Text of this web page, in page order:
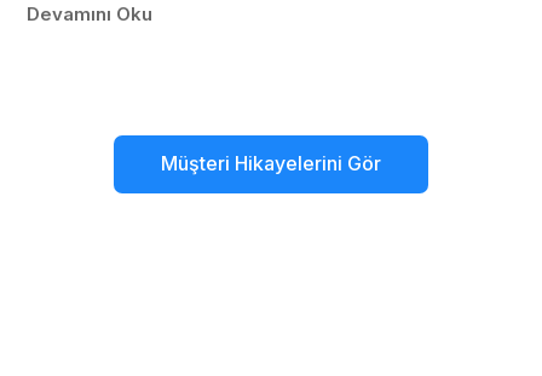
Devamını Oku
Müşteri Hikayelerini Gör